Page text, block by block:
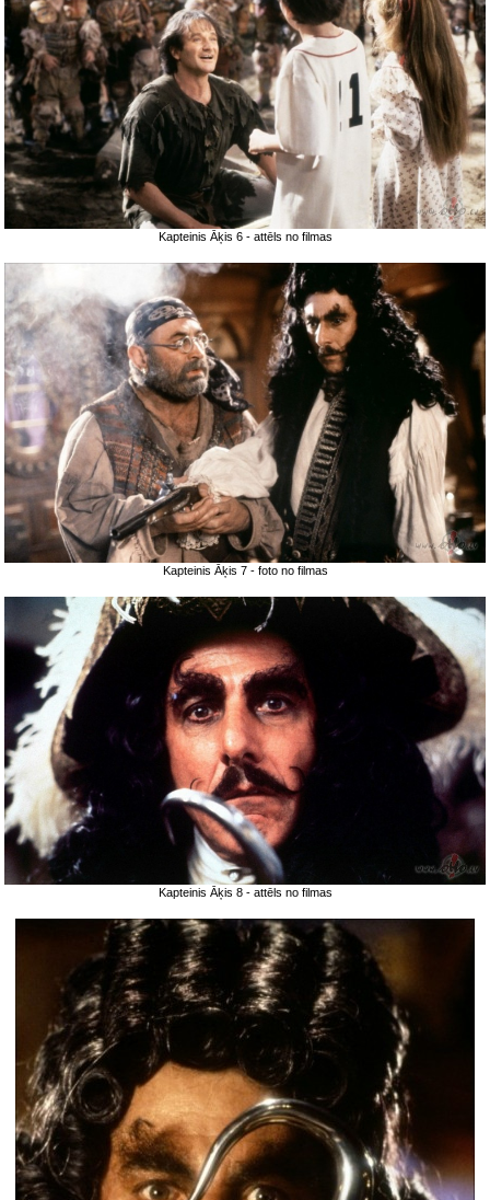
Kapteinis Āķis 6 - attēls no filmas
Kapteinis Āķis 7 - foto no filmas
Kapteinis Āķis 8 - attēls no filmas